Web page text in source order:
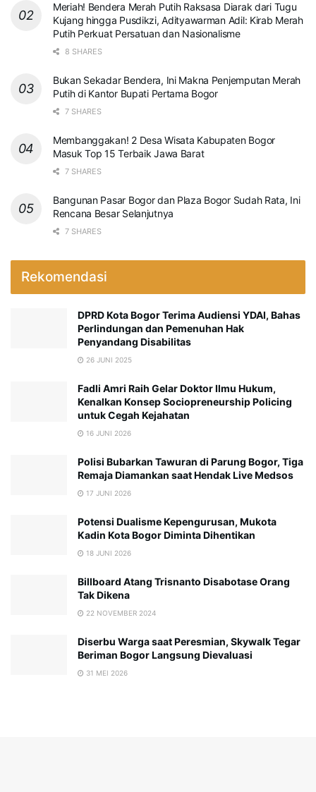
Meriah! Bendera Merah Putih Raksasa Diarak dari Tugu
Kujang hingga Pusdikzi, Adityawarman Adil: Kirab Merah
Putih Perkuat Persatuan dan Nasionalisme
8 SHARES
Bukan Sekadar Bendera, Ini Makna Penjemputan Merah
Putih di Kantor Bupati Pertama Bogor
7 SHARES
Membanggakan! 2 Desa Wisata Kabupaten Bogor
Masuk Top 15 Terbaik Jawa Barat
7 SHARES
Bangunan Pasar Bogor dan Plaza Bogor Sudah Rata, Ini
Rencana Besar Selanjutnya
7 SHARES
Rekomendasi
DPRD Kota Bogor Terima Audiensi YDAI, Bahas
Perlindungan dan Pemenuhan Hak
Penyandang Disabilitas
26 JUNI 2025
Fadli Amri Raih Gelar Doktor Ilmu Hukum,
Kenalkan Konsep Sociopreneurship Policing
untuk Cegah Kejahatan
16 JUNI 2026
Polisi Bubarkan Tawuran di Parung Bogor, Tiga
Remaja Diamankan saat Hendak Live Medsos
17 JUNI 2026
Potensi Dualisme Kepengurusan, Mukota
Kadin Kota Bogor Diminta Dihentikan
18 JUNI 2026
Billboard Atang Trisnanto Disabotase Orang
Tak Dikena
22 NOVEMBER 2024
Diserbu Warga saat Peresmian, Skywalk Tegar
Beriman Bogor Langsung Dievaluasi
31 MEI 2026